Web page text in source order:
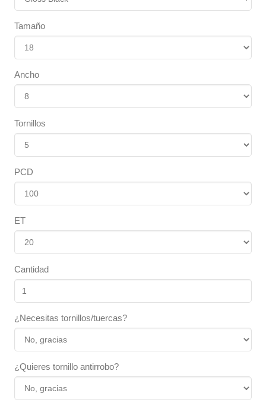
Tamaño
Ancho
Tornillos
PCD
ET
Cantidad
¿Necesitas tornillos/tuercas?
¿Quieres tornillo antirrobo?